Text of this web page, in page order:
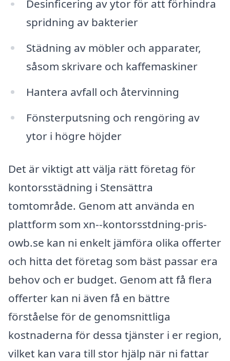
Desinficering av ytor för att förhindra
spridning av bakterier
Städning av möbler och apparater,
såsom skrivare och kaffemaskiner
Hantera avfall och återvinning
Fönsterputsning och rengöring av
ytor i högre höjder
Det är viktigt att välja rätt företag för
kontorsstädning i Stensättra
tomtområde. Genom att använda en
plattform som xn--kontorsstdning-pris-
owb.se kan ni enkelt jämföra olika offerter
och hitta det företag som bäst passar era
behov och er budget. Genom att få flera
offerter kan ni även få en bättre
förståelse för de genomsnittliga
kostnaderna för dessa tjänster i er region,
vilket kan vara till stor hjälp när ni fattar